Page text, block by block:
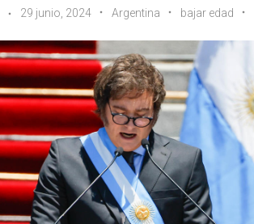
29 junio, 2024 Argentina bajar edad